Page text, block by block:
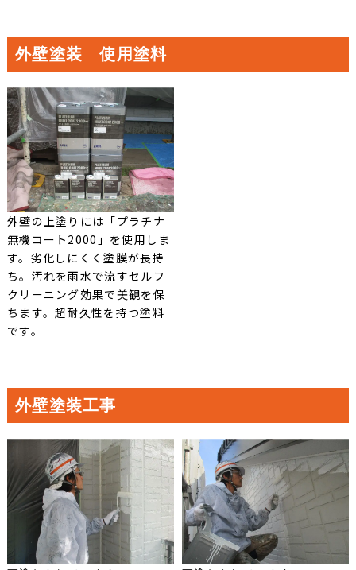
外壁塗装 使用塗料
外壁の上塗りには「プラチナ
無機コート2000」を使用しま
す。劣化しにくく塗膜が長持
ち。汚れを雨水で流すセルフ
クリーニング効果で美観を保
ちます。超耐久性を持つ塗料
です。
外壁塗装工事